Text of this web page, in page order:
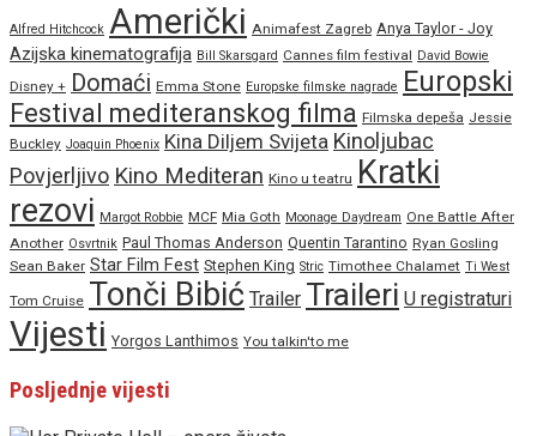
Alfred Hitchcock Američki Animafest Zagreb Anya Taylor - Joy
Azijska kinematografija Bill Skarsgard Cannes film festival David Bowie
Disney + Domaći Emma Stone Europske filmske nagrade Europski
Festival mediteranskog filma Filmska depeša Jessie
Buckley Joaquin Phoenix Kina Diljem Svijeta Kinoljubac
Povjerljivo Kino Mediteran Kino u teatru
Kratki
rezovi Margot Robbie MCF Mia Goth Moonage Daydream One Battle After
Another Osvrtnik Paul Thomas Anderson Quentin Tarantino Ryan Gosling
Sean Baker Star Film Fest Stephen King Stric Timothee Chalamet Ti West
Tom Cruise Tonči Bibić Trailer Traileri U registraturi
Vijesti Yorgos Lanthimos You talkin'to me
Posljednje vijesti